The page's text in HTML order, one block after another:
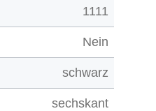
1111
Nein
schwarz
sechskant